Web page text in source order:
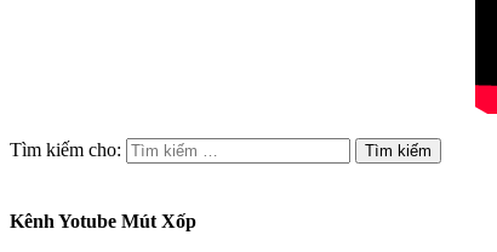
Tìm kiếm cho:
Kênh Yotube Mút Xốp